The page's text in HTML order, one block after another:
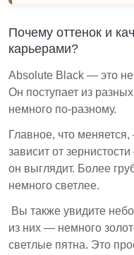
Почему оттенок и
карьерами?
Absolute Black — это не
Он поступает из
немного по-разному.
Главное, что
зависит от
он выглядит. Более
немного светлее.
Вы также увидите
из них — немного
светлые пятна. Это